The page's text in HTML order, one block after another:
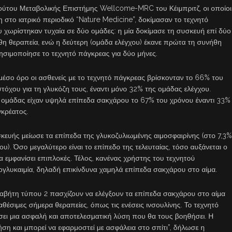
Μεταβολικής Επιστήμης Wellcome-MRC του Κέιμπριτζ, οι οποίοι
στο ιατρικό περιοδικό “Nature Medicine”, δοκίμασαν το τεχνητό
τυχαία σε δύο ομάδες: η μία δοκίμασε τη συσκευή επί δύο
θεραπεία, ενώ η δεύτερη (ομάδα ελέγχου) έκανε πρώτα τη συνήθη
το τεχνητό πάγκρεας για δύο μήνες.
όρο οι ασθενείς με το τεχνητό πάγκρεας βρίσκονταν το 66% του
για τη γλυκόζη τους, έναντι μόνο 32% της ομάδας ελέγχου.
είχαν υψηλά επίπεδα σακχάρου το 67% του χρόνου έναντι 33%
μείωσε τα επίπεδα της γλυκοζυλιωμένης αιμοσφαιρίνης (στο 7,3%
Όσο μεγαλύτερο είναι το επίπεδο της τελευταίας, τόσο αυξάνεται ο
εμφανίσει επιπλοκές. Τέλος, κανένας χρήστης του τεχνητού
δηλαδή επικίνδυνα χαμηλά επίπεδα σακχάρου στο αίμα.
τύπου 2 πασχίζουν να ελέγξουν τα επίπεδα σακχάρου στο αίμα
σήμερα θεραπείες, όπως τις ενέσεις ινσουλίνης. Το τεχνητό
μια ασφαλή και αποτελεσματική λύση που θα τους βοηθήσει. Η
και μπορεί να εφαρμοστεί με ασφάλεια στο σπίτι”, δήλωσε η